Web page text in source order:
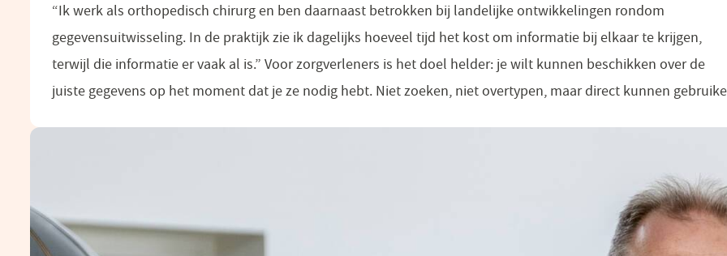
“Ik werk als orthopedisch chirurg en ben daarnaast betrokken bij landelijke ontwikkelingen rondom
gegevensuitwisseling. In de praktijk zie ik dagelijks hoeveel tijd het kost om informatie bij elkaar te krijgen,
terwijl die informatie er vaak al is.” Voor zorgverleners is het doel helder: je wilt kunnen beschikken over de
juiste gegevens op het moment dat je ze nodig hebt. Niet zoeken, niet overtypen, maar direct kunnen